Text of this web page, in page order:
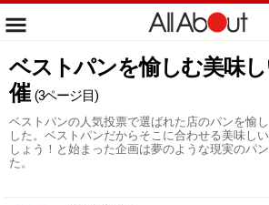
ベストパンを愉しむ美味
催 (3ページ目)
ベストパンの人気投票で選ばれた店のパンを愉
した。ベストパンだからそこに合わせる美味し
しょう！と始まった企画は夢のような現実のパ
た。